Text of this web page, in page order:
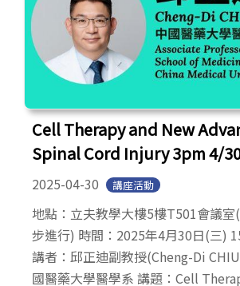
Cell Therapy and New
Spinal Cord Injury 3pm 4/
2025-04-30 講座活動
地點：立夫教學大樓5樓T501會議室
步進行) 時間：2025年4月30日(三)
講者：邱正迪副教授(Cheng-Di
國醫藥大學醫學系 講題：Cell